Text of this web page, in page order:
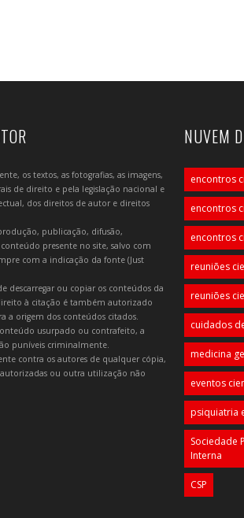
os textos, as fotografias, as imagens,
de direito e pela legislação nacional e
dos direitos de autor e direitos
publicação, difusão,
presente no site, salvo com
com a indicação da fonte (Just
ou copiar os conteúdos da
à citação é também autorizado
a origem dos conteúdos citados.
usurpado ou contrafeito, a
puníveis criminalmente.
contra os autores de qualquer cópia,
ou outra utilização não
NUVEM
encontros
encontros
encontros
reuniões
reuniões
cuidados
medicina
eventos
psiquiatria
Sociedade
Interna
CSP